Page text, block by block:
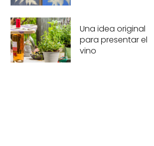
Una idea original
para presentar el
vino